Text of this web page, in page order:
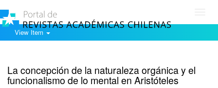
View Item
La concepción de la naturaleza orgánica y el
funcionalismo de lo mental en Aristóteles